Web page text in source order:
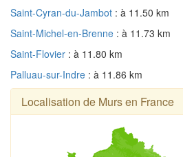
Saint-Cyran-du-Jambot : à 11.50 km
Saint-Michel-en-Brenne : à 11.73 km
Saint-Flovier : à 11.80 km
Palluau-sur-Indre : à 11.86 km
Localisation de Murs en France